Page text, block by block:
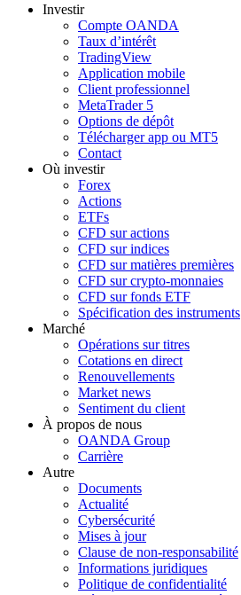
Investir
Compte OANDA
Taux d’intérêt
TradingView
Application mobile
Client professionnel
MetaTrader 5
Options de dépôt
Télécharger app ou MT5
Contact
Où investir
Forex
Actions
ETFs
CFD sur actions
CFD sur indices
CFD sur matières premières
CFD sur crypto-monnaies
CFD sur fonds ETF
Spécification des instruments
Marché
Opérations sur titres
Cotations en direct
Renouvellements
Market news
Sentiment du client
À propos de nous
OANDA Group
Carrière
Autre
Documents
Actualité
Cybersécurité
Mises à jour
Clause de non-responsabilité
Informations juridiques
Politique de confidentialité